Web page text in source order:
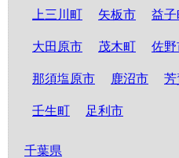
上三川町 矢板市 益子
大田原市 茂木町 佐野
那須塩原市 鹿沼市 芳
壬生町 足利市
千葉県